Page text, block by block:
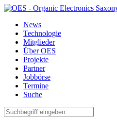
News
Technologie
Mitglieder
Über OES
Projekte
Partner
Jobbörse
Termine
Suche